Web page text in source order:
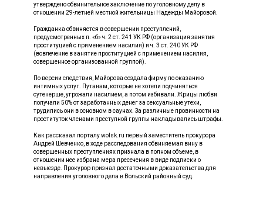
утверждено обвинительное заключение по уголовному делу в
отношении 29-летней местной жительницы Надежды Майоровой.
Гражданка обвиняется в совершении преступлений,
предусмотренных п. «б» ч. 2 ст. 241 УК РФ (организация занятия
проституцией с применением насилия) и ч. 3 ст. 240 УК РФ
(вовлечение в занятие проституцией с применением насилия,
совершенное организованной группой).
По версии следствия, Майорова создала фирму по оказанию
интимных услуг. Путанам, которые не хотели подчиняться
сутенерше, угрожали насилием, а потом избивали. Жрицы любви
получали 50% от заработанных денег за сексуальные утехи,
трудились они в основном в саунах. За различные провинности на
проституток членами преступной группы накладывались штрафы.
Как рассказал порталу wolsk.ru первый заместитель прокурора
Андрей Шевченко, в ходе расследования обвиняемая вину в
совершенных преступлениях признала в полном объеме, в
отношении нее избрана мера пресечения в виде подписки о
невыезде. Прокурор признал достаточными доказательства для
направления уголовного дела в Вольский районный суд.